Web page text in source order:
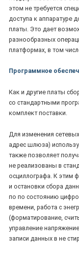
этом не требуется
доступа к аппаратуре
платы. Это дает
разнообразных
платформах, в том
Программное
Как и другие платы
со стандартными
комплект поставки.
Для изменения
адрес шлюза)
также позволяет
не реализованы в
осциллографа. К этим
и остановки сбора
по по состоянию
времени, работа с
(форматирование,
управление
записи данных в не